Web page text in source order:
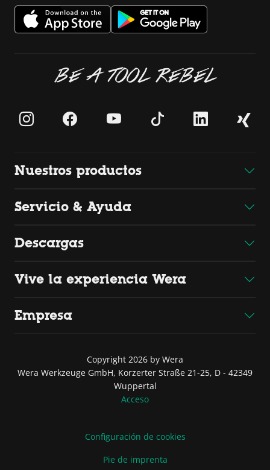
BE A TOOL REBEL
Nuestros productos
Servicio & Ayuda
Descargas
Vive la experiencia Wera
Empresa
Copyright 2026 by Wera
Wera Werkzeuge GmbH, Korzerter Straße 21-25, D - 42349
Wuppertal
Acceso
Configuración de cookies
Pie de imprenta